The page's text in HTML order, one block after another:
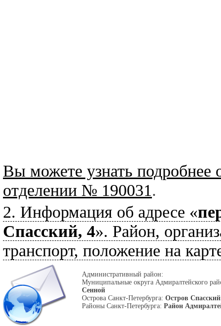
Вы можете узнать подробнее
отделении № 190031.
2. Информация об адресе «
Спасский, 4». Район,
транспорт, положение на
Административный район:
Муниципальные округа Адмиралтейского
Сенной
Острова Санкт-Петербурга: Остров Спасский
Районы Санкт-Петербурга: Район